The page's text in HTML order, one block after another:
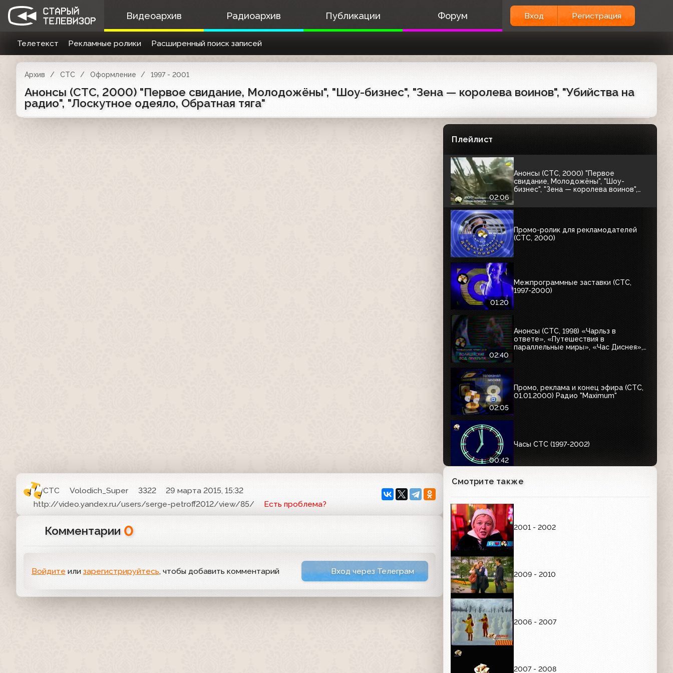
Видеоархив Радиоархив Публикации Форум Вход Регистрация
Телетекст Рекламные ролики Расширенный поиск записей
Архив СТС Оформление 1997 - 2001
Анонсы (СТС, 2000) "Первое свидание, Молодожёны", "Шоу-бизнес", "Зена — королева воинов", "Убийства на
радио", "Лоскутное одеяло, Обратная тяга"
СТС Volodich_Super 3322
29 марта 2015, 15:32
http://video.yandex.ru/users/serge-petroff2012/view/85/
Есть проблема?
Комментарии 0
Войдите или зарегистрируйтесь, чтобы добавить комментарий Вход через Телеграм
Плейлист
Анонс и заставка [СТС, 01.01.2000]
00:29
00:04
02:06
Анонсы (СТС, 2000) "Первое
свидание, Молодожёны", "Шоу-
бизнес", "Зена — королева воинов",
Промо-ролик для рекламодателей
(СТС, 2000)
01:20
Межпрограммные заставки (СТС,
1997-2000)
02:40
Анонсы (СТС, 1998) «Чарльз в
ответе», «Путешествия в
параллельные миры», «Час Диснея»,
СТС»
02:05
Промо, реклама и конец эфира (СТС,
01.01.2000) Радио "Maximum"
00:42
Часы СТС (1997-2002)
00:05
Рекламные заставки (СТС, 1999-2001)
00:10
00:16
Смотрите также
2001 - 2002
2009 - 2010
2006 - 2007
2007 - 2008